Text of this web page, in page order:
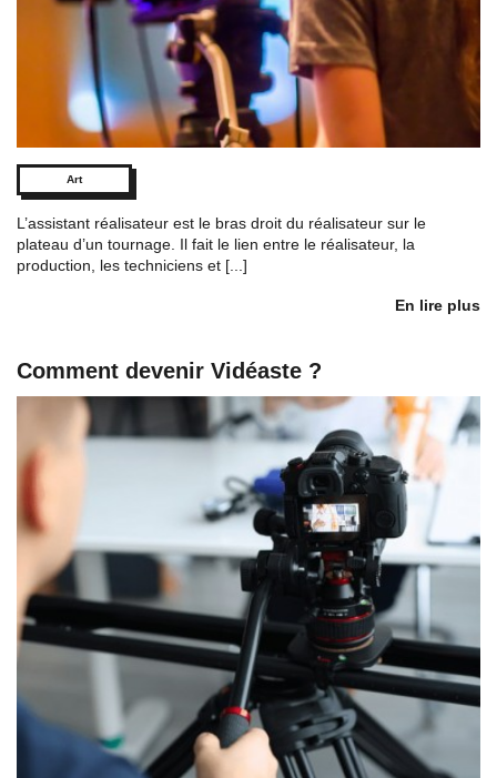
Art
L’assistant réalisateur est le bras droit du réalisateur sur le
plateau d’un tournage. Il fait le lien entre le réalisateur, la
production, les techniciens et [...]
En lire plus
Comment devenir Vidéaste ?